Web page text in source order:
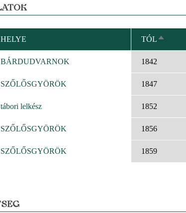
HELYE TÓL
BÁRDUDVARNOK 1842
SZŐLŐSGYÖRÖK 1847
tábori lelkész 1852
SZŐLŐSGYÖRÖK 1856
SZŐLŐSGYÖRÖK 1859